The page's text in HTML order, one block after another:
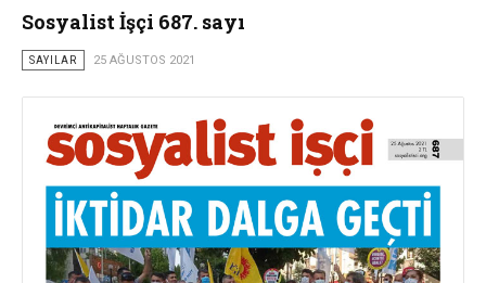
Sosyalist İşçi 687. sayı
SAYILAR 25 AĞUSTOS 2021